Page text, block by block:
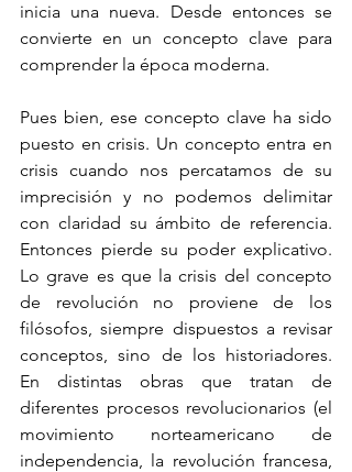
inicia una nueva. Desde entonces se
convierte en un concepto clave para
comprender la época moderna.
Pues bien, ese concepto clave ha sido
puesto en crisis. Un concepto entra en
crisis cuando nos percatamos de su
imprecisión y no podemos delimitar
con claridad su ámbito de referencia.
Entonces pierde su poder explicativo.
Lo grave es que la crisis del concepto
de revolución no proviene de los
filósofos, siempre dispuestos a revisar
conceptos, sino de los historiadores.
En distintas obras que tratan de
diferentes procesos revolucionarios (el
movimiento norteamericano de
independencia, la revolución francesa,